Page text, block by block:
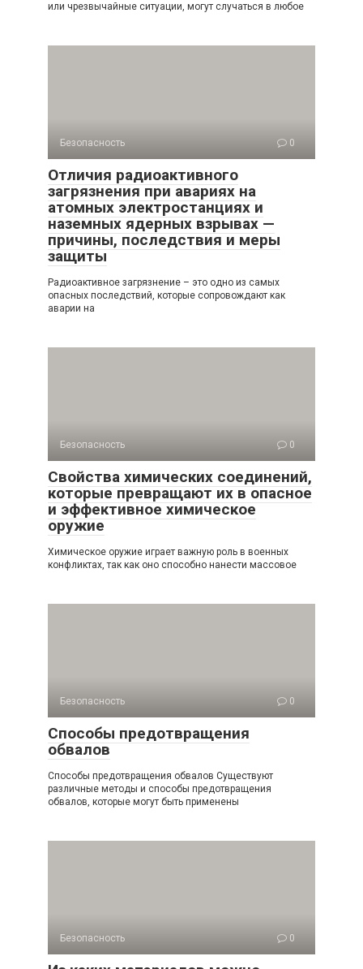
или чрезвычайные ситуации, могут случаться в любое
Безопасность 0
Отличия радиоактивного
загрязнения при авариях на
атомных электростанциях и
наземных ядерных взрывах —
причины, последствия и меры
защиты
Радиоактивное загрязнение – это одно из самых
опасных последствий, которые сопровождают как
аварии на
Безопасность 0
Свойства химических соединений,
которые превращают их в опасное
и эффективное химическое
оружие
Химическое оружие играет важную роль в военных
конфликтах, так как оно способно нанести массовое
Безопасность 0
Способы предотвращения
обвалов
Способы предотвращения обвалов Существуют
различные методы и способы предотвращения
обвалов, которые могут быть применены
Безопасность 0